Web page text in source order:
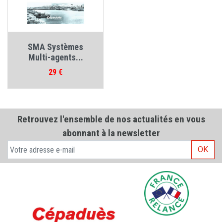
SMA Systèmes
Multi-agents...
Prix
29 €
Retrouvez l'ensemble de nos actualités en vous
abonnant à la newsletter
OK